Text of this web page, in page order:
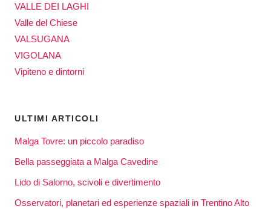
VALLE DEI LAGHI
Valle del Chiese
VALSUGANA
VIGOLANA
Vipiteno e dintorni
ULTIMI ARTICOLI
Malga Tovre: un piccolo paradiso
Bella passeggiata a Malga Cavedine
Lido di Salorno, scivoli e divertimento
Osservatori, planetari ed esperienze spaziali in Trentino Alto